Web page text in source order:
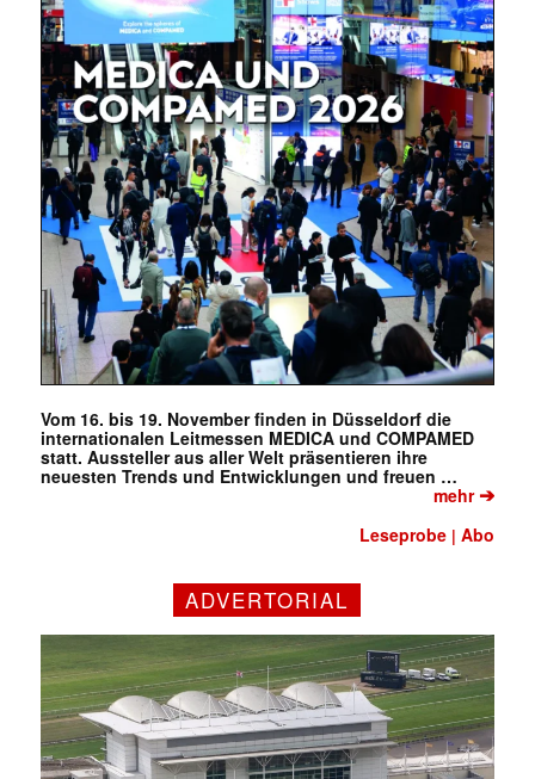
✕
Vom 16. bis 19. November finden in Düsseldorf die
internationalen Leitmessen MEDICA und COMPAMED
statt. Aussteller aus aller Welt präsentieren ihre
neuesten Trends und Entwicklungen und freuen …
mehr➔
Leseprobe |Abo
ADVERTORIAL